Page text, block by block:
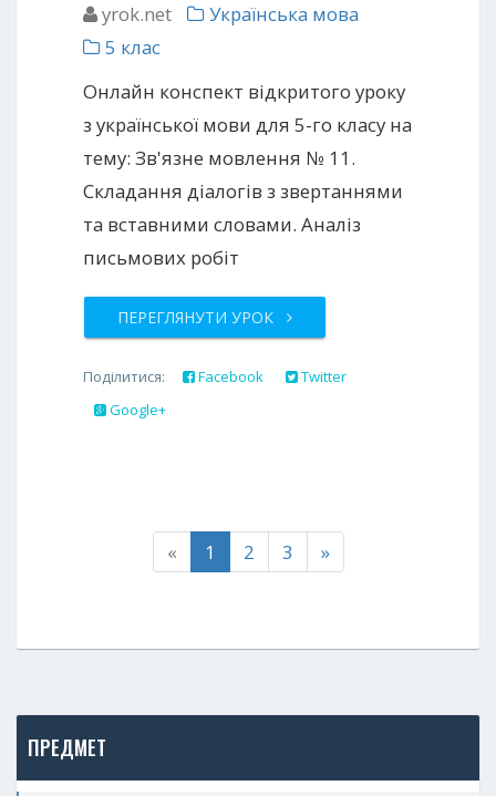
yrok.net
Українська мова
5 клас
Онлайн конспект відкритого уроку
з української мови для 5-го класу на
тему: Зв'язне мовлення № 11.
Складання діалогів з звертаннями
та вставними словами. Аналіз
письмових робіт
ПЕРЕГЛЯНУТИ УРОК
Поділитися: Facebook
Twitter
Google+
« 1 2 3 »
ПРЕДМЕТ